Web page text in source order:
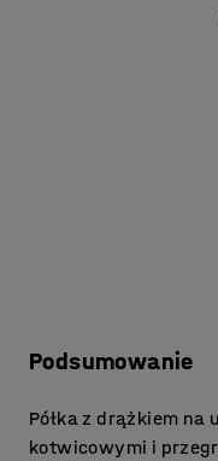
Podsumowanie
Półka z drążkiem
kotwicowymi i